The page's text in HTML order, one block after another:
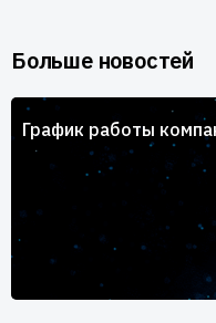
Больше новостей
График работы